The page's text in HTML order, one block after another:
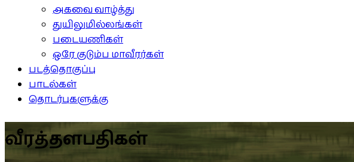
அகவை வாழ்த்து
துயிலுமில்லங்கள்
படையணிகள்
ஒரே குடும்ப மாவீரர்கள்
படத்தொகுப்பு
பாடல்கள்
தொடர்புகளுக்கு
வீரத்தளபதிகள்